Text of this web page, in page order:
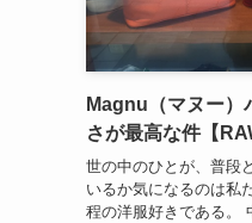
Magnu（マヌー）
さが最高な件【
世の中のひとが、普段
いるか気になるのは私
程の洋服好きである。